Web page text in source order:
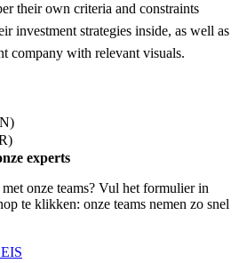
their own criteria and constraints
investment strategies inside, as well as
company with relevant visuals.
experts
onze teams? Vul het formulier in
te klikken: onze teams nemen zo snel